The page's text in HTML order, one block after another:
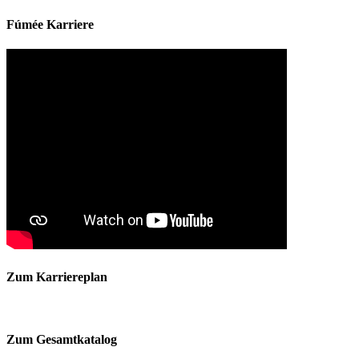
Fúmée Karriere
Zum Karriereplan
Zum Gesamtkatalog